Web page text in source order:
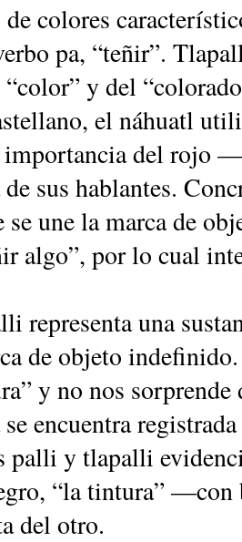
co­lo­res
pa, “te­ñir”.
y del
el ná­huatl
im­por­tan­cia del ro­jo
sus ha­blan­tes.
se une la mar­ca de
al­go”, por lo cual
re­pre­sen­ta una
de ob­je­to
y no nos
se en­cuen­tra
pa­lli y tla­pa­lli
“la tin­tu­ra”
del otro.